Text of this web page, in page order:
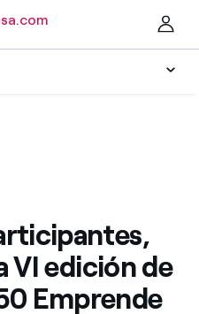
te conviene
VI edición de
Emprende